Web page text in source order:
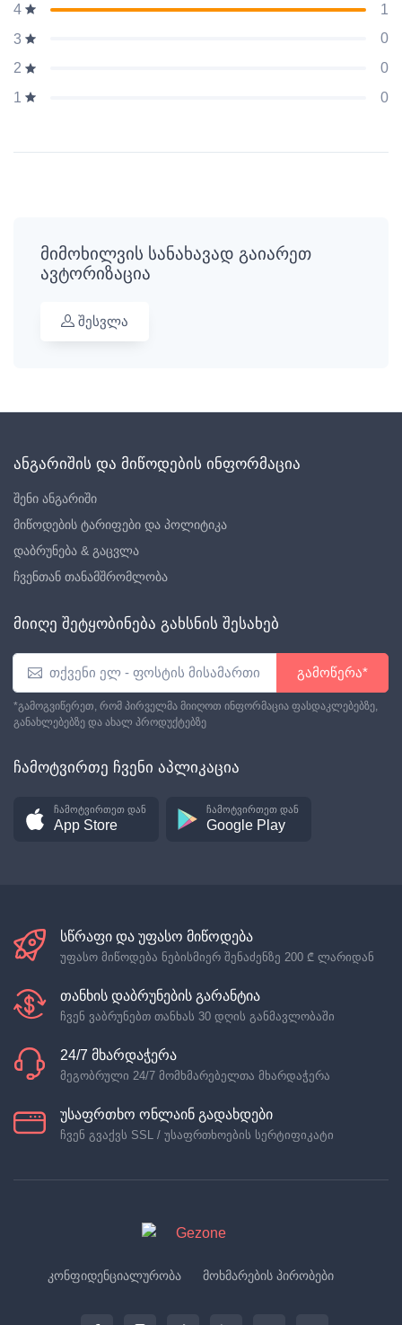
4
1
3
0
2
0
1
0
მიმოხილვის სანახავად გაიარეთ
ავტორიზაცია
შესვლა
ანგარიშის და მიწოდების ინფორმაცია
შენი ანგარიში
მიწოდების ტარიფები და პოლიტიკა
დაბრუნება & გაცვლა
ჩვენთან თანამშრომლობა
მიიღე შეტყობინება გახსნის შესახებ
გამოწერა*
*გამოგვიწერეთ, რომ პირველმა მიიღოთ ინფორმაცია ფასდაკლებებზე,
განახლებებზე და ახალ პროდუქტებზე
ჩამოტვირთე ჩვენი აპლიკაცია
ჩამოტვირთეთ დან
App Store
ჩამოტვირთეთ დან
Google Play
სწრაფი და უფასო მიწოდება
უფასო მიწოდება ნებისმიერ შენაძენზე 200 ₾ ლარიდან
თანხის დაბრუნების გარანტია
ჩვენ ვაბრუნებთ თანხას 30 დღის განმავლობაში
24/7 მხარდაჭერა
მეგობრული 24/7 მომხმარებელთა მხარდაჭერა
უსაფრთხო ონლაინ გადახდები
ჩვენ გვაქვს SSL / უსაფრთხოების სერტიფიკატი
კონფიდენციალურობა მოხმარების პირობები